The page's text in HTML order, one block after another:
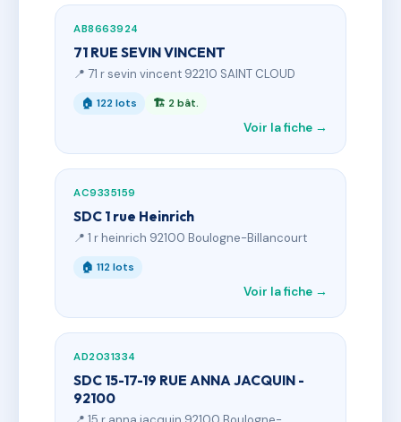
AB8663924
71 RUE SEVIN VINCENT
📍 71 r sevin vincent 92210 SAINT CLOUD
🏠 122 lots 🏗 2 bât.
Voir la fiche →
AC9335159
SDC 1 rue Heinrich
📍 1 r heinrich 92100 Boulogne-Billancourt
🏠 112 lots
Voir la fiche →
AD2031334
SDC 15-17-19 RUE ANNA JACQUIN -
92100